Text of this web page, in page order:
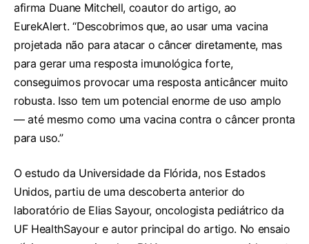
afirma Duane Mitchell, coautor do artigo, ao
EurekAlert. “Descobrimos que, ao usar uma vacina
projetada não para atacar o câncer diretamente, mas
para gerar uma resposta imunológica forte,
conseguimos provocar uma resposta anticâncer muito
robusta. Isso tem um potencial enorme de uso amplo
— até mesmo como uma vacina contra o câncer pronta
para uso.”
O estudo da Universidade da Flórida, nos Estados
Unidos, partiu de uma descoberta anterior do
laboratório de Elias Sayour, oncologista pediátrico da
UF HealthSayour e autor principal do artigo. No ensaio